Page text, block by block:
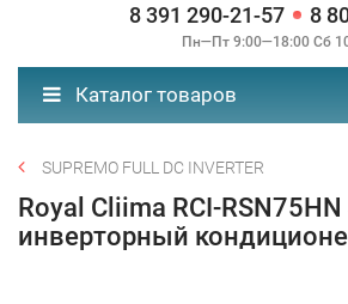
8 391 290-21-57 8
Пн—Пт 9:00—18:00 Сб
Каталог товаров
SUPREMO FULL DC INVERTER
Royal Cliima RCI-RSN75HN
инверторный